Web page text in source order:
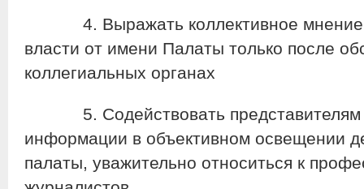
4. Выражать коллективное мнение,
власти от имени Палаты только после
коллегиальных органах
5. Содействовать представителям
информации в объективном освещении
палаты, уважительно относиться к